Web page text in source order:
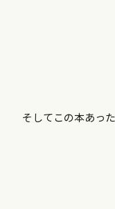
そしてこの本あっ